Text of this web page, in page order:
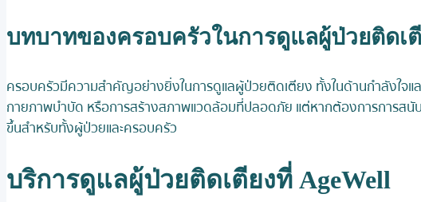
บทบาทของครอบครัวในการดูแลผู้ป่วยติดเ
ครอบครัวมีความสำคัญอย่างยิ่งในการดูแลผู้ป่วยติดเตียง ทั้งในด้านกำลังใจแ
กายภาพบำบัด หรือการสร้างสภาพแวดล้อมที่ปลอดภัย แต่หากต้องการการส
ขึ้นสำหรับทั้งผู้ป่วยและครอบครัว
บริการดูแลผู้ป่วยติดเตียงที่ AgeWell